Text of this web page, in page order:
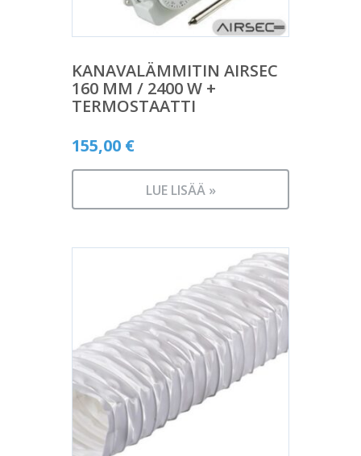
KANAVALÄMMITIN AIRSEC
160 MM / 2400 W +
TERMOSTAATTI
155,00 €
LUE LISÄÄ »